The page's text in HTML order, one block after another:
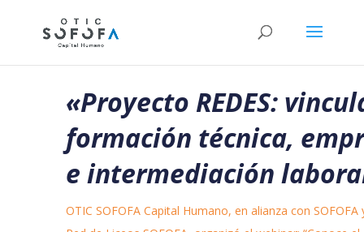
«Proyecto REDES:
formación técnica,
e intermediación
OTIC SOFOFA Capital Humano, en alianza con SOFOFA